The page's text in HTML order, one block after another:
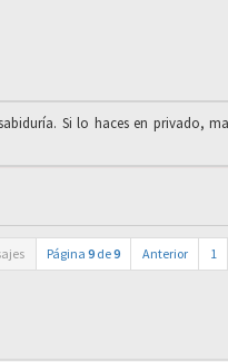
Si lo haces en privado,
Página 9 de9 Anterior 1